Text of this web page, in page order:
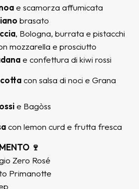
e scamorza affumicata
brasato
, Bologna, burrata e pistacchi
mozzarella e prosciutto
e confettura di kiwi rossi
con salsa di noci e Grana
e Bagòss
con lemon curd e frutta fresca
🍷
Zero Rosé
Primanotte